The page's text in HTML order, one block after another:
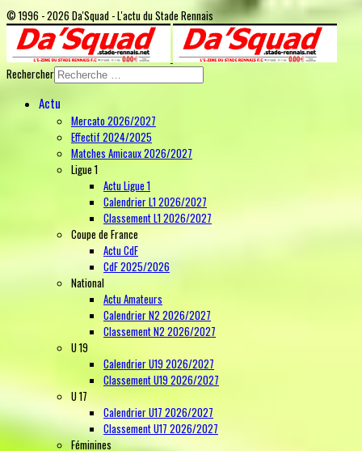
© 1996 - 2026 Da'Squad - L'actu du Stade Rennais
Rechercher
Actu
Mercato 2026/2027
Effectif 2024/2025
Matches Amicaux 2026/2027
Ligue 1
Actu Ligue 1
Calendrier L1 2026/2027
Classement L1 2026/2027
Coupe de France
Actu CdF
CdF 2025/2026
National
Actu Amateurs
Calendrier N2 2026/2027
Classement N2 2026/2027
U 19
Calendrier U19 2026/2027
Classement U19 2026/2027
U 17
Calendrier U17 2026/2027
Classement U17 2026/2027
Féminines